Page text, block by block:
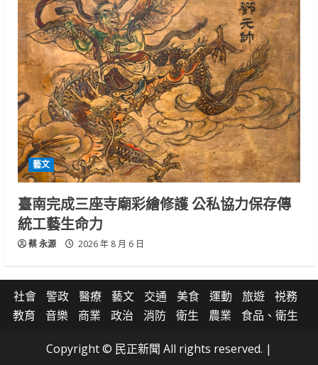
藝文
臺南完成三座寺廟彩繪修護 公私協力保存傳
統工藝生命力
蔡 永源 2026 年 8 月 6 日
社會 警政 醫療 藝文 交通 美食 運動 旅遊
祱務
教育
音樂 商業 政治 消防 衛生 農業 食品、衛生
Copyright © 民正新聞 All rights reserved. |